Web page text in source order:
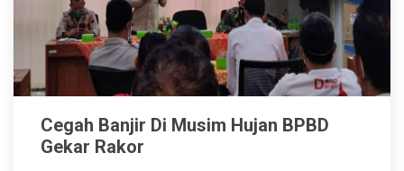
Cegah Banjir Di Musim Hujan BPBD
Gekar Rakor